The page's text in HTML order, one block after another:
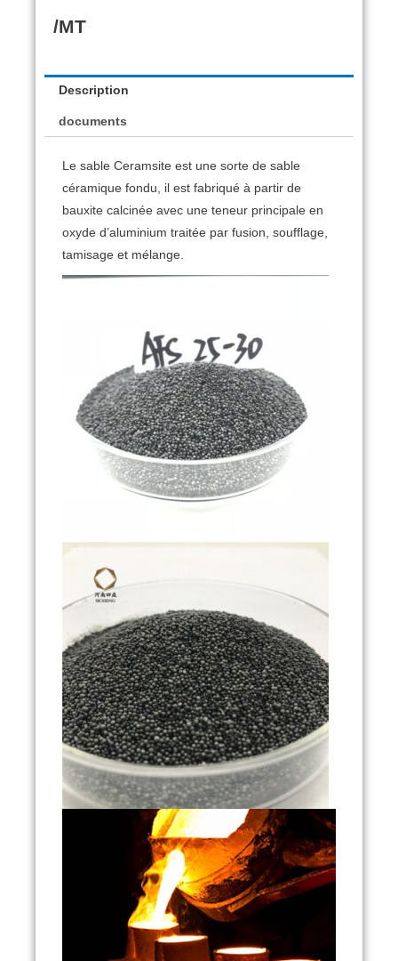
/MT
Description
documents
Le sable Ceramsite est une sorte de sable
céramique fondu, il est fabriqué à partir de
bauxite calcinée avec une teneur principale en
oxyde d’aluminium traitée par fusion, soufflage,
tamisage et mélange.